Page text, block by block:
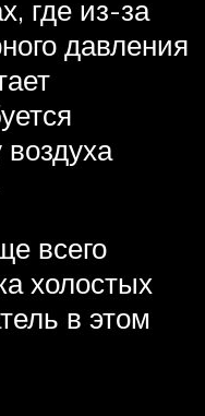
где из-за
давления
всего
холостых
в этом